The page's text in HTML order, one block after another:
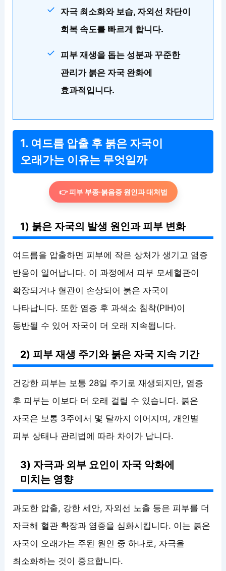
자극 최소화와 보습, 자외선 차단이
회복 속도를 빠르게 합니다.
피부 재생을 돕는 성분과 꾸준한
관리가 붉은 자국 완화에
효과적입니다.
1. 여드름 압출 후 붉은 자국이
오래가는 이유는 무엇일까
👉 피부 부종·붉음증 원인과 대처법
1) 붉은 자국의 발생 원인과 피부 변화
여드름을 압출하면 피부에 작은 상처가 생기고 염증
반응이 일어납니다. 이 과정에서 피부 모세혈관이
확장되거나 혈관이 손상되어 붉은 자국이
나타납니다. 또한 염증 후 과색소 침착(PIH)이
동반될 수 있어 자국이 더 오래 지속됩니다.
2) 피부 재생 주기와 붉은 자국 지속 기간
건강한 피부는 보통 28일 주기로 재생되지만, 염증
후 피부는 이보다 더 오래 걸릴 수 있습니다. 붉은
자국은 보통 3주에서 몇 달까지 이어지며, 개인별
피부 상태나 관리법에 따라 차이가 납니다.
3) 자극과 외부 요인이 자국 악화에
미치는 영향
과도한 압출, 강한 세안, 자외선 노출 등은 피부를 더
자극해 혈관 확장과 염증을 심화시킵니다. 이는 붉은
자국이 오래가는 주된 원인 중 하나로, 자극을
최소화하는 것이 중요합니다.